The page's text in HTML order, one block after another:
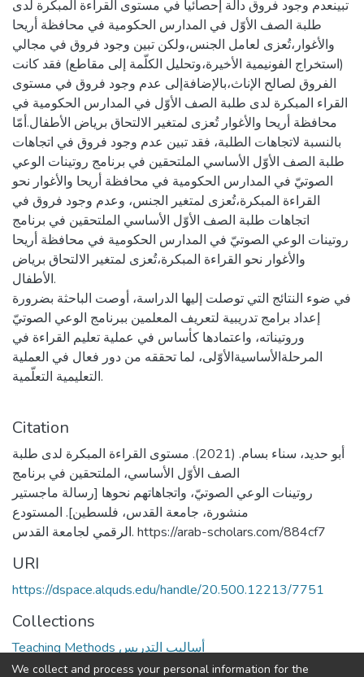
تبينعدم وجود فروق دالة إحصائياً في مستوى القراءة المبكرة لدى
طلبة الصف الأوّل في المدارس الحكومية في محافظة أريحا
والأغوار،تُعزى لعامل الجنس،ولكن تبين وجود فروق في مجالي
(استخراج الفونيمية الأخيرة،وتحليل الكلّمة إلى مقاطع) فقد كانت
الفروق لصالح الإناث،بالإضافةإلى عدم وجود فروق في مستوى
القراء المبكرة لدى طلبة الصف الأوّل في المدارس الحكومية في
محافظة أريحا والأغوار تُعزى لمتغير الالتحاق برياض الأطفال.أمّا
بالنسبة لاتجاهات الطلبة، فقد تبين عدم وجود فروق في اتجاهات
طلبة الصف الأوّل الأساسي الملتحقين في برنامج روتينات الوعي
الصوتيّ في المدارس الحكومية في محافظة أريحا والأغوار نحو
القراءة المبكرة،تُعزى لمتغير الجنس، وعدم وجود فروق في
اتجاهات طلبة الصف الأوّل الأساسي الملتحقين في برنامج
روتينات الوعي الصوتيّ في المدارس الحكومية في محافظة أريحا
والأغوار نحو القراءة المبكرة،تُعزى لمتغير الالتحاق برياض
الأطفال.
في ضوء النتائج التي توصلت إليها الدراسة، أوصت الباحثة بضرورة
إعداد برامج تدريبية لتعريف المعلمين ببرنامج الوعي الصوتيّ
وروتيناته، واعتمادها كأساس في عملية تعليم القراءة في
المرحلةالأساسيةالأوّلى، لما تحققه من دور فعال في العملية
التعليمية التعلّمية.
Citation
أبو حديد، سناء بسام. (2021). مستوى القراءة المبكرة لدى طلبة
الصف الأوّل الأساسي، الملتحقين في برنامج
روتينات الوعي الصوتيّ، واتجاهاتهم نحوها [رسالة ماجستير
منشورة، جامعة القدس، فلسطين]. المستودع
الرقمي لجامعة القدس. https://arab-scholars.com/884cf7
URI
https://dspace.alquds.edu/handle/20.500.12213/7751
Collections
Teaching Methods أساليب التدريس
We collect and process your personal information for the